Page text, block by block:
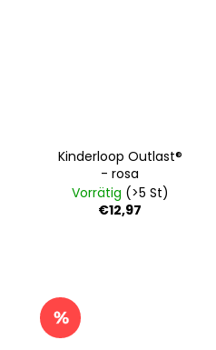
Kinderloop Outlast®
- rosa
Vorrätig (>5 St)
€12,97